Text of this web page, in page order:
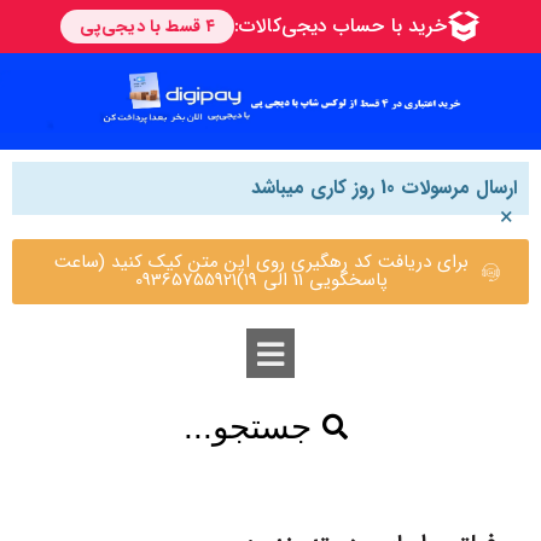
ارسال مرسولات 10 روز کاری میباشد
×
برای دریافت کد رهگیری روی این متن کیک کنید (ساعت
پاسخگویی 11 الی 19)09365755921
جستجو...